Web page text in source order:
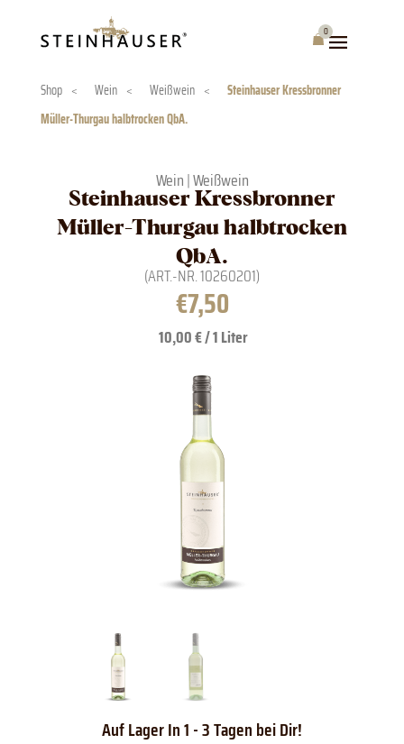
0
Warenkorb
Shop < Wein < Weißwein <
Steinhauser Kressbronner
Müller-Thurgau halbtrocken QbA.
Wein|Weißwein
Steinhauser Kressbronner
Müller-Thurgau halbtrocken
QbA.
(ART.-NR.10260201)
€7,50
10,00 € / 1 Liter